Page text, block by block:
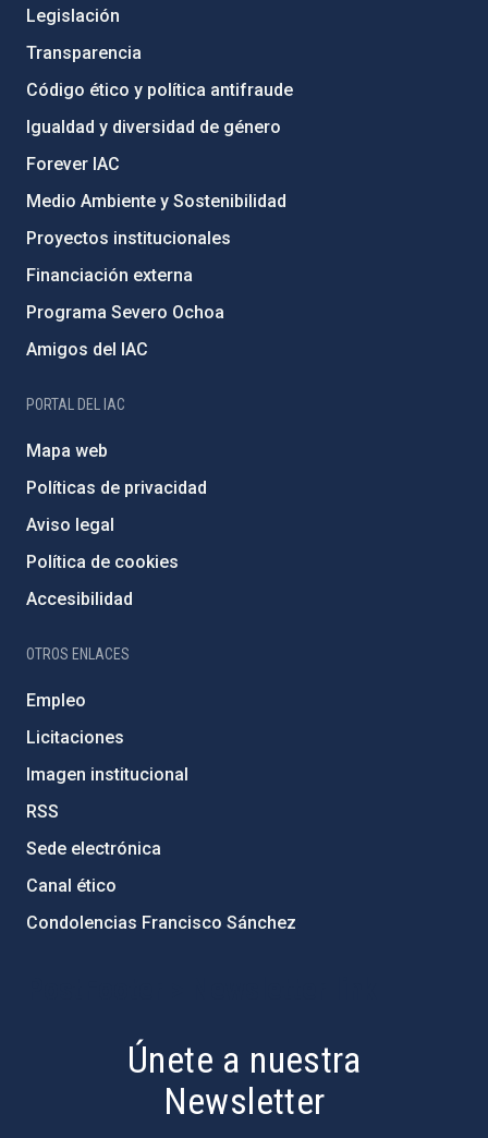
Legislación
Transparencia
Código ético y política antifraude
Igualdad y diversidad de género
Forever IAC
Medio Ambiente y Sostenibilidad
Proyectos institucionales
Financiación externa
Programa Severo Ochoa
Amigos del IAC
PORTAL DEL IAC
Mapa web
Políticas de privacidad
Aviso legal
Política de cookies
Accesibilidad
OTROS ENLACES
Empleo
Licitaciones
Imagen institucional
RSS
Sede electrónica
Canal ético
Condolencias Francisco Sánchez
Únete a nuestra
Newsletter